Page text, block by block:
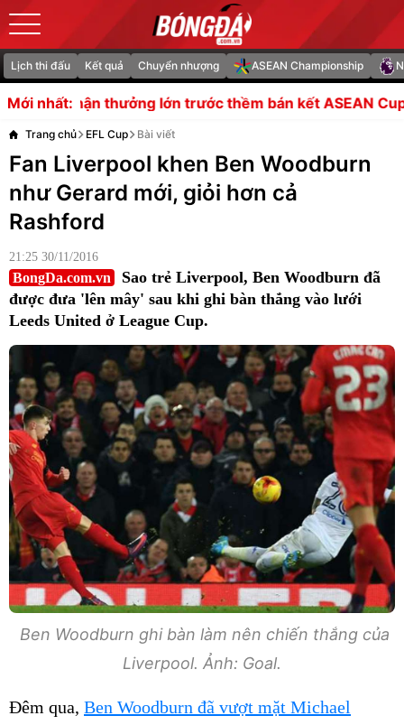
Lịch thi đấu Kết quả Chuyển nhượng ASEAN Championship
Mới nhất:
lớn trước thềm bán kết ASEAN Cup Carragher ấn
Trang chủ EFL Cup Bài viết
Fan Liverpool khen Ben Woodburn
như Gerard mới, giỏi hơn cả
Rashford
21:25 30/11/2016
BongDa.com.vn
Sao trẻ Liverpool, Ben Woodburn đã
được đưa 'lên mây' sau khi ghi bàn thắng vào lưới
Leeds United ở League Cup.
Ben Woodburn ghi bàn làm nên chiến thắng của
Liverpool. Ảnh: Goal.
Đêm qua, Ben Woodburn đã vượt mặt Michael